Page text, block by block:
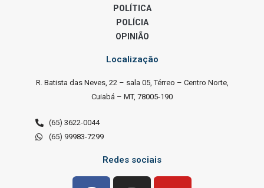
POLÍTICA
POLÍCIA
OPINIÃO
Localização
R. Batista das Neves, 22 – sala 05, Térreo – Centro Norte,
Cuiabá – MT, 78005-190
(65) 3622-0044
(65) 99983-7299
Redes sociais